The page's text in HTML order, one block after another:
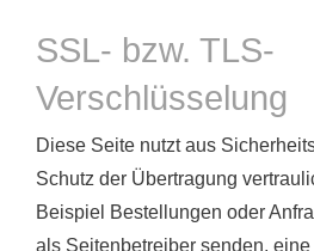
SSL- bzw. TLS-
Verschlüsselung
Diese Seite nutzt aus
Schutz der Übertragung
Beispiel Bestellungen oder
als Seitenbetreiber senden,